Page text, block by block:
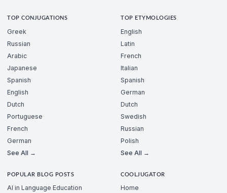
TOP CONJUGATIONS
Greek
Russian
Arabic
Japanese
Spanish
English
Dutch
Portuguese
French
German
See All →
TOP ETYMOLOGIES
English
Latin
French
Italian
Spanish
German
Dutch
Swedish
Russian
Polish
See All →
POPULAR BLOG POSTS
AI in Language Education
COOLJUGATOR
Home